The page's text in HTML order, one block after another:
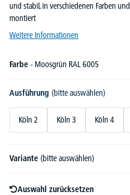
und stabil, in verschiedenen Farben
montiert
Weitere Informationen
Farbe - Moosgrün RAL 6005
Ausführung (bitte auswählen)
Köln 2 Köln 3 Köln 4
Variante (bitte auswählen)
Auswahl zurücksetzen